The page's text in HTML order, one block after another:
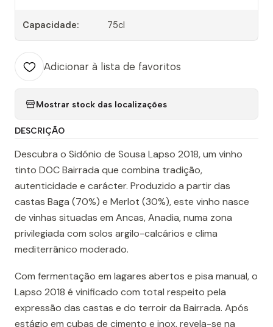
Capacidade: 75cl
Adicionar à lista de favoritos
Mostrar stock das localizações
DESCRIÇÃO
Descubra o Sidónio de Sousa Lapso 2018, um vinho
tinto DOC Bairrada que combina tradição,
autenticidade e carácter. Produzido a partir das
castas Baga (70%) e Merlot (30%), este vinho nasce
de vinhas situadas em Ancas, Anadia, numa zona
privilegiada com solos argilo-calcários e clima
mediterrânico moderado.
Com fermentação em lagares abertos e pisa manual, o
Lapso 2018 é vinificado com total respeito pela
expressão das castas e do terroir da Bairrada. Após
estágio em cubas de cimento e inox, revela-se na